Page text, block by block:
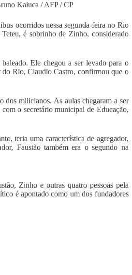
Kaiuca / AFP / CP
ocorridos nessa segunda-feira no Rio
é sobrinho de Zinho, considerado
Ele chegou a ser levado para o
do Rio, Claudio Castro, confirmou que o
dos milicianos. As aulas chegaram a ser
o secretário municipal de Educação,
teria uma característica de agregador,
Faustão também era o segundo na
Zinho e outras quatro pessoas pela
é apontado como um dos fundadores